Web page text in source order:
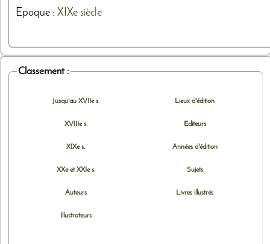
Epoque : XIXe siècle
Classement :
Jusqu'au XVIIe s.
XVIIIe s.
XIXe s.
XXe et XXIe s.
Auteurs
Illustrateurs
Lieux d'édition
Editeurs
Années d'édition
Sujets
Livres illustrés